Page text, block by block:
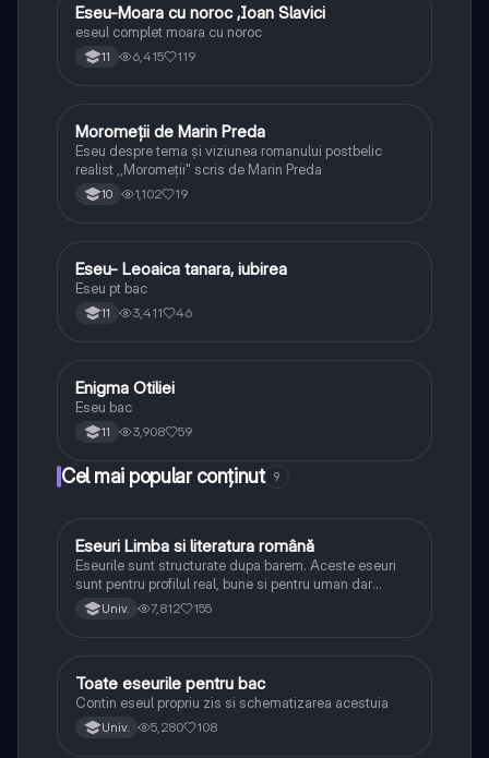
Limba și literatura română
Eseu-Moara cu noroc ,Ioan Slavici
eseul complet moara cu noroc
11 6,415 119
Limba și literatura română
Moromeții de Marin Preda
Eseu despre tema și viziunea romanului postbelic
realist ,,Moromeții" scris de Marin Preda
10 1,102 19
Limba și literatura română
Eseu- Leoaica tanara, iubirea
Eseu pt bac
11 3,411 46
Limba și literatura română
Enigma Otiliei
Eseu bac
11 3,908 59
Cel mai popular conținut 9
Limba și literatura română
Eseuri Limba si literatura română
Eseurile sunt structurate dupa barem. Aceste eseuri
sunt pentru profilul real, bune si pentru uman dar
lipsesc relatiile dintre personaje si caracrerizarile.
Univ. 7,812 155
Limba și literatura română
Toate eseurile pentru bac
Contin eseul propriu zis si schematizarea acestuia
Univ. 5,280 108